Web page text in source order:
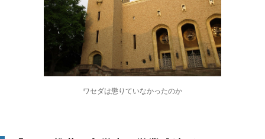
ワセダは懲りていなかったのか